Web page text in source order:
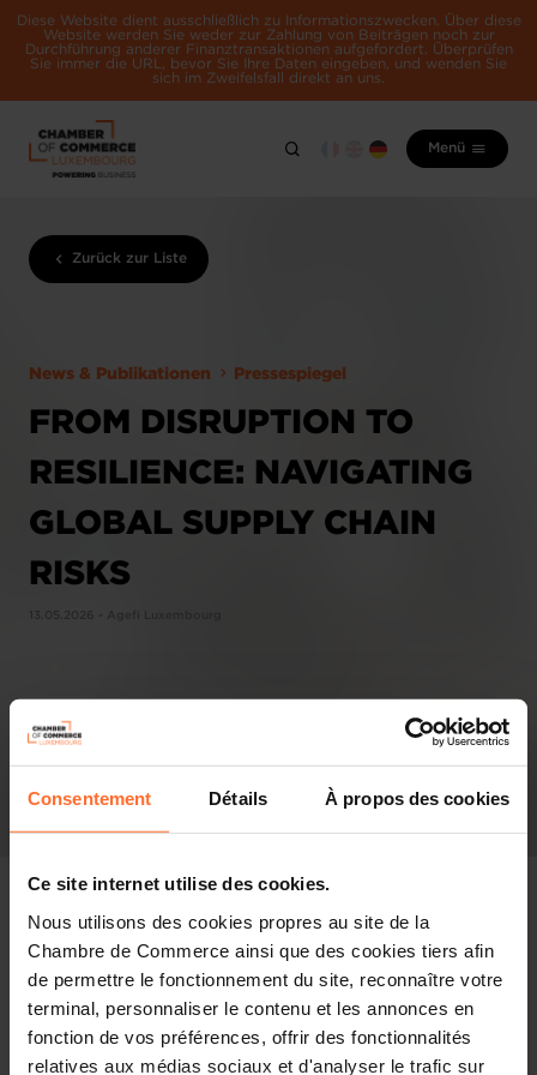
Consentement Détails À propos des cookies
Ce site internet utilise des cookies.
Nous utilisons des cookies propres au site de la
Chambre de Commerce ainsi que des cookies tiers afin
de permettre le fonctionnement du site, reconnaître votre
terminal, personnaliser le contenu et les annonces en
fonction de vos préférences, offrir des fonctionnalités
relatives aux médias sociaux et d'analyser le trafic sur
Diese Website dient ausschließlich zu Informationszwecken. Über diese
Website werden Sie weder zur Zahlung von Beiträgen noch zur
Durchführung anderer Finanztransaktionen aufgefordert. Überprüfen
Sie immer die URL, bevor Sie Ihre Daten eingeben, und wenden Sie
sich im Zweifelsfall direkt an uns.
Menü
Zurück zur Liste
News & Publikationen Pressespiegel
FROM DISRUPTION TO
RESILIENCE: NAVIGATING
GLOBAL SUPPLY CHAIN
RISKS
Pressespiegel
Diesen Artikel teilen